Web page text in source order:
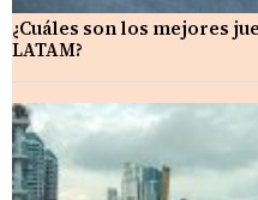
¿Cuáles son los mejores
LATAM?